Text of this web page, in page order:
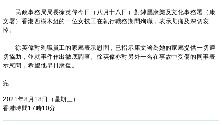
民政事務局局長徐英偉今日（八月十八日）對隸屬康樂及文化事務署（康
文署）香港西樹木組的一位女技工在執行職務期間殉職，表示悲痛及深切哀
悼。
徐英偉對殉職員工的家屬表示慰問，已指示康文署為她的家屬提供一切適
切協助，並就事件作出徹底調查。徐英偉亦對另外一名在事故中受傷的同事表
示慰問，希望他早日康復。
完
2021年8月18日（星期三）
香港時間17時10分